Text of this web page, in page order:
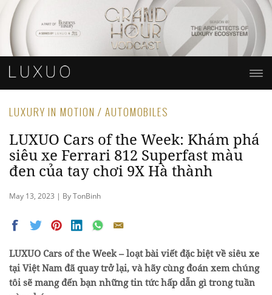
LUXURY IN MOTION / AUTOMOBILES
LUXUO Cars of the Week: Khám phá
siêu xe Ferrari 812 Superfast màu
đen của tay chơi 9X Hà thành
May 13, 2023 | By TonBinh
LUXUO Cars of the Week – loạt bài viết đặc biệt về siêu xe
tại Việt Nam đã quay trở lại, và hãy cùng đoán xem chúng
tôi sẽ mang đến bạn những tin tức hấp dẫn gì trong tuần